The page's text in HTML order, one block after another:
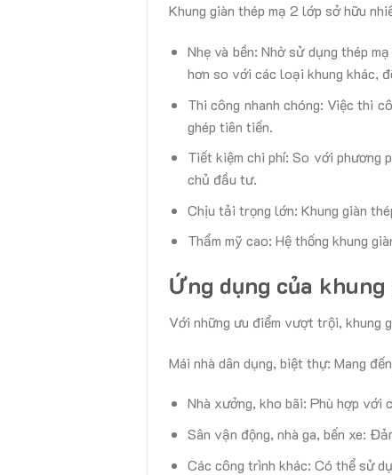
Khung giàn thép mạ 2 lớp sở hữu
Nhẹ và bền: Nhờ sử dụng thép
hơn so với các loại khung khác,
Thi công nhanh chóng: Việc thi
ghép tiên tiến.
Tiết kiệm chi phí: So với phương
chủ đầu tư.
Chịu tải trọng lớn: Khung giàn
Thẩm mỹ cao: Hệ thống khung
Ứng dụng của
Với những ưu điểm vượt trội, khung
Mái nhà dân dụng, biệt thự: Mang
Nhà xưởng, kho bãi: Phù hợp với
Sân vận động, nhà ga, bến xe:
Các công trình khác: Có thể sử